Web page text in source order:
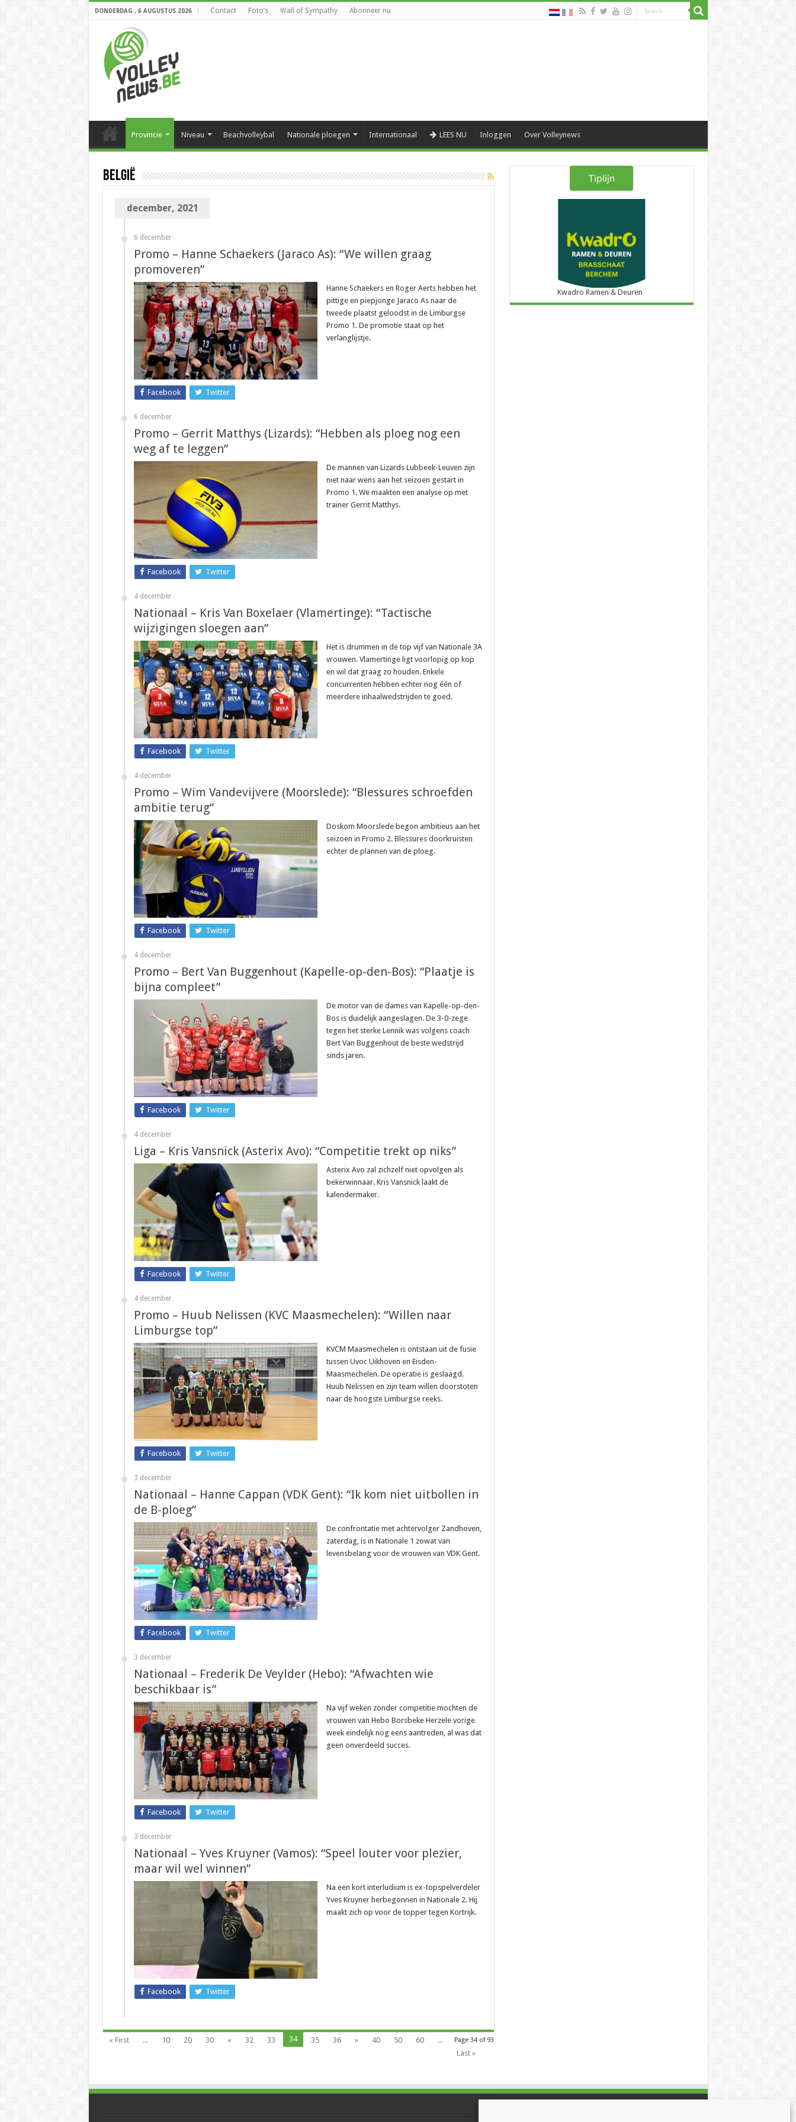
DONDERDAG , 6 AUGUSTUS 2026 Contact Foto’s Wall of Sympathy Abonneer nu
Provincie Niveau Beachvolleybal Nationale ploegen Internationaal LEES NU Inloggen Over Volleynews
België
december, 2021
6 december
Promo – Hanne Schaekers (Jaraco As): “We willen graag
promoveren”
Hanne Schaekers en Roger Aerts hebben het
pittige en piepjonge Jaraco As naar de
tweede plaatst geloodst in de Limburgse
Promo 1. De promotie staat op het
verlanglijstje.
Facebook Twitter
6 december
Promo – Gerrit Matthys (Lizards): “Hebben als ploeg nog een
weg af te leggen”
De mannen van Lizards Lubbeek-Leuven zijn
niet naar wens aan het seizoen gestart in
Promo 1. We maakten een analyse op met
trainer Gerrit Matthys.
Facebook Twitter
4 december
Nationaal – Kris Van Boxelaer (Vlamertinge): “Tactische
wijzigingen sloegen aan”
Het is drummen in de top vijf van Nationale 3A
vrouwen. Vlamertinge ligt voorlopig op kop
en wil dat graag zo houden. Enkele
concurrenten hebben echter nog één of
meerdere inhaalwedstrijden te goed.
Facebook Twitter
4 december
Promo – Wim Vandevijvere (Moorslede): “Blessures schroefden
ambitie terug”
Doskom Moorslede begon ambitieus aan het
seizoen in Promo 2. Blessures doorkruisten
echter de plannen van de ploeg.
Facebook Twitter
4 december
Promo – Bert Van Buggenhout (Kapelle-op-den-Bos): “Plaatje is
bijna compleet”
De motor van de dames van Kapelle-op-den-
Bos is duidelijk aangeslagen. De 3-0-zege
tegen het sterke Lennik was volgens coach
Bert Van Buggenhout de beste wedstrijd
sinds jaren.
Facebook Twitter
4 december
Liga – Kris Vansnick (Asterix Avo): “Competitie trekt op niks”
Asterix Avo zal zichzelf niet opvolgen als
bekerwinnaar. Kris Vansnick laakt de
kalendermaker.
Facebook Twitter
4 december
Promo – Huub Nelissen (KVC Maasmechelen): “Willen naar
Limburgse top”
KVCM Maasmechelen is ontstaan uit de fusie
tussen Uvoc Uikhoven en Eisden-
Maasmechelen. De operatie is geslaagd.
Huub Nelissen en zijn team willen doorstoten
naar de hoogste Limburgse reeks.
Facebook Twitter
3 december
Nationaal – Hanne Cappan (VDK Gent): “Ik kom niet uitbollen in
de B-ploeg”
De confrontatie met achtervolger Zandhoven,
zaterdag, is in Nationale 1 zowat van
levensbelang voor de vrouwen van VDK Gent.
Facebook Twitter
3 december
Nationaal – Frederik De Veylder (Hebo): “Afwachten wie
beschikbaar is”
Na vijf weken zonder competitie mochten de
vrouwen van Hebo Borsbeke Herzele vorige
week eindelijk nog eens aantreden, al was dat
geen onverdeeld succes.
Facebook Twitter
3 december
Nationaal – Yves Kruyner (Vamos): “Speel louter voor plezier,
maar wil wel winnen”
Na een kort interludium is ex-topspelverdeler
Yves Kruyner herbegonnen in Nationale 2. Hij
maakt zich op voor de topper tegen Kortrijk.
Facebook Twitter
Page 34 of 93
« First ... 10 20 30 « 32 33 34 35 36 » 40 50 60
...
Last »
Tiplijn
Kwadro Ramen & Deuren